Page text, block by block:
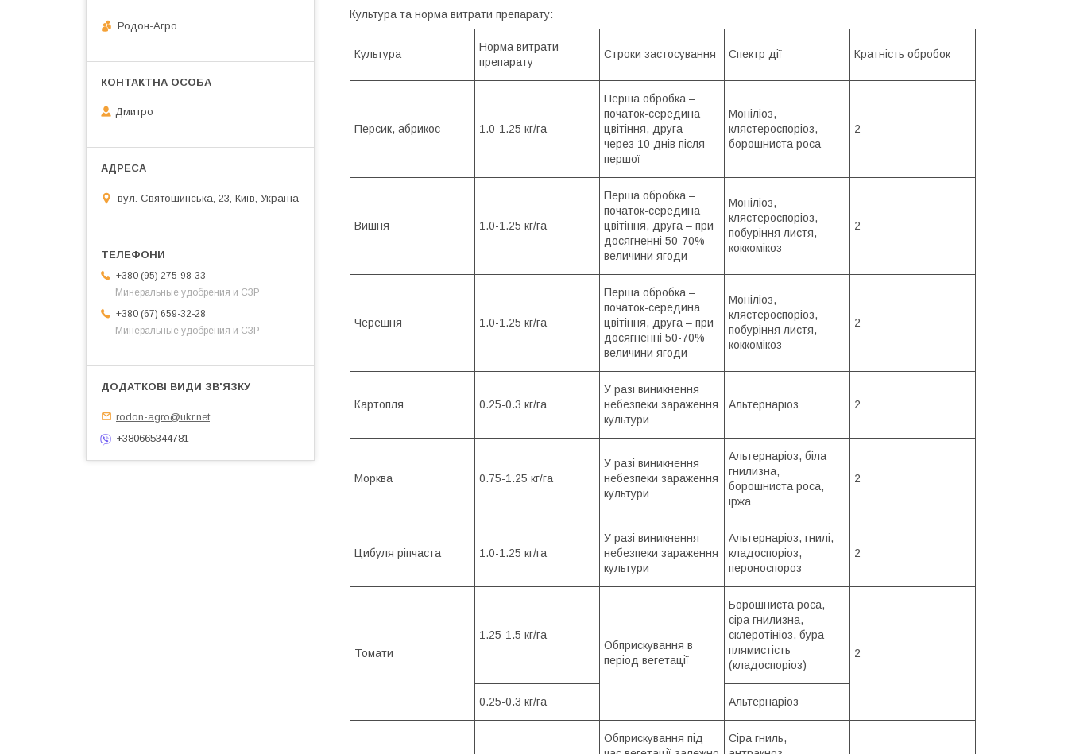
Культура та норма витрати препарату:
Культура
Норма витрати
препарату
Строки застосування Спектр дії Кратність обробок
Персик, абрикос 1.0-1.25 кг/га
Перша обробка –
початок-середина
цвітіння, друга –
через 10 днів після
першої
Моніліоз,
клястероспоріоз,
борошниста роса
2
Вишня 1.0-1.25 кг/га
Перша обробка –
початок-середина
цвітіння, друга – при
досягненні 50-70%
величини ягоди
Моніліоз,
клястероспоріоз,
побуріння листя,
коккомікоз
2
Черешня 1.0-1.25 кг/га
Перша обробка –
початок-середина
цвітіння, друга – при
досягненні 50-70%
величини ягоди
Моніліоз,
клястероспоріоз,
побуріння листя,
коккомікоз
2
Картопля 0.25-0.3 кг/га
У разі виникнення
небезпеки зараження
культури
Альтернаріоз 2
Морква 0.75-1.25 кг/га
У разі виникнення
небезпеки зараження
культури
Альтернаріоз, біла
гнилизна,
борошниста роса,
іржа
2
Цибуля ріпчаста 1.0-1.25 кг/га
У разі виникнення
небезпеки зараження
культури
Альтернаріоз, гнилі,
кладоспоріоз,
пероноспороз
2
Томати
1.25-1.5 кг/га
Обприскування в
період вегетації
Борошниста роса,
сіра гнилизна,
склеротініоз, бура
плямистість
(кладоспоріоз)
2
0.25-0.3 кг/га Альтернаріоз
Обприскування під
Сіра гниль,
Родон-Агро
Дмитро
вул. Святошинська, 23, Київ, Україна
+380 (95) 275-98-33
Минеральные удобрения и СЗР
+380 (67) 659-32-28
Минеральные удобрения и СЗР
rodon-agro@ukr.net
+380665344781